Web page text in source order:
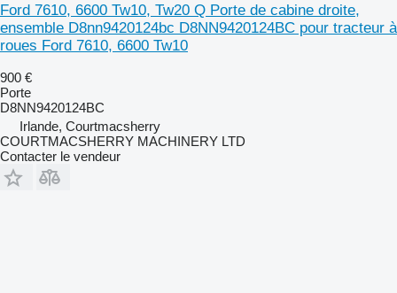
Ford 7610, 6600 Tw10, Tw20 Q Porte de cabine droite,
ensemble D8nn9420124bc D8NN9420124BC pour tracteur à
roues Ford 7610, 6600 Tw10
900 €
Porte
D8NN9420124BC
Irlande, Courtmacsherry
COURTMACSHERRY MACHINERY LTD
Contacter le vendeur